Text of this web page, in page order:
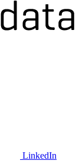
LinkedIn